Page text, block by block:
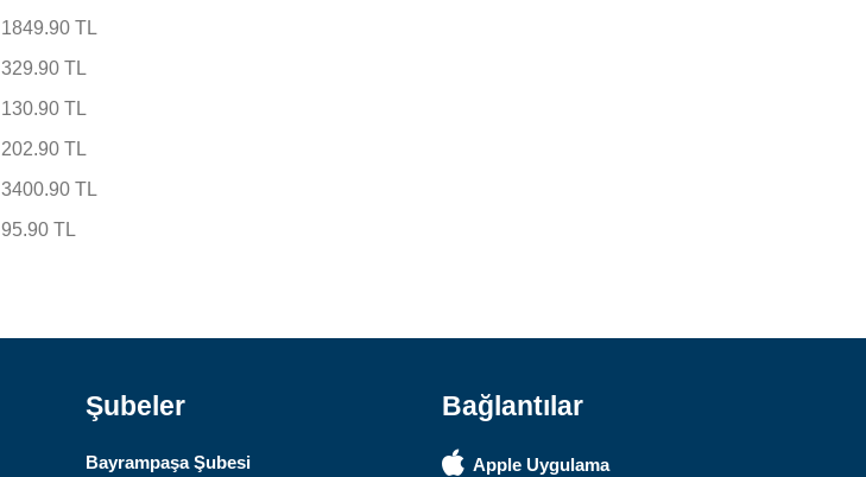
1849.90 TL
329.90 TL
130.90 TL
202.90 TL
3400.90 TL
95.90 TL
Şubeler
Bayrampaşa Şubesi
Bağlantılar
Apple Uygulama
ekipman arasından aradığınız